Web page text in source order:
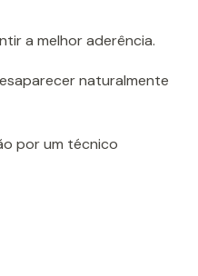
a melhor aderência.
naturalmente
por um técnico